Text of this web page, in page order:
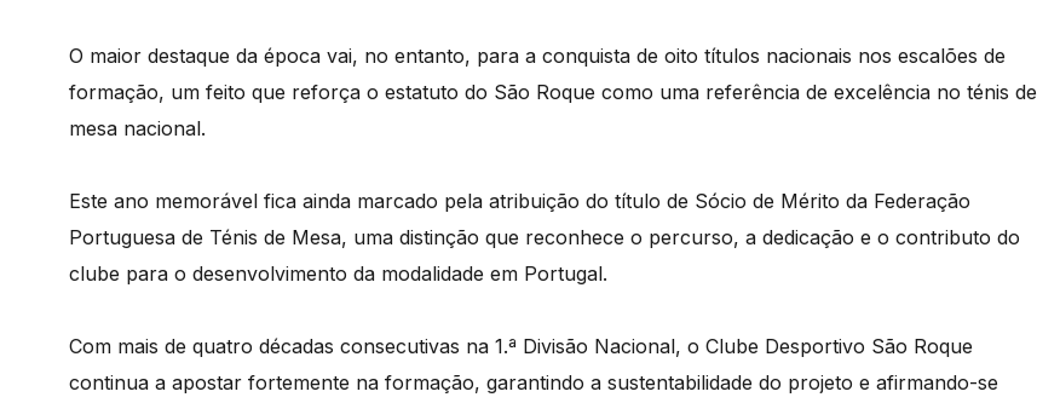
O maior destaque da época vai, no entanto, para a conquista de oito títulos nacionais nos escalões de
formação, um feito que reforça o estatuto do São Roque como uma referência de excelência no ténis de
mesa nacional.
Este ano memorável fica ainda marcado pela atribuição do título de Sócio de Mérito da Federação
Portuguesa de Ténis de Mesa, uma distinção que reconhece o percurso, a dedicação e o contributo do
clube para o desenvolvimento da modalidade em Portugal.
Com mais de quatro décadas consecutivas na 1.ª Divisão Nacional, o Clube Desportivo São Roque
continua a apostar fortemente na formação, garantindo a sustentabilidade do projeto e afirmando-se